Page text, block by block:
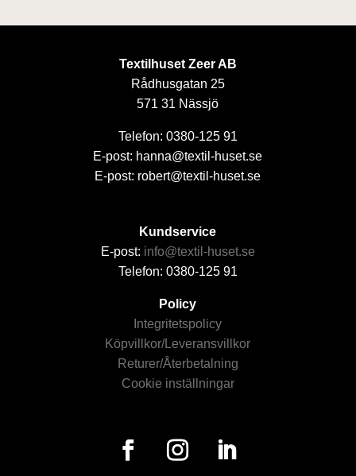
Textilhuset Zeer AB
Rådhusgatan 25
571 31 Nässjö
Telefon: 0380-125 91
E-post: hanna@textil-huset.se
E-post: robert@textil-huset.se
Kundservice
E-post: info@textil-huset.se
Telefon: 0380-125 91
Policy
Integritetspolicy
Köpvillkor/Leveransvillkor
Returer/Återbetalning
Cookie inställningar